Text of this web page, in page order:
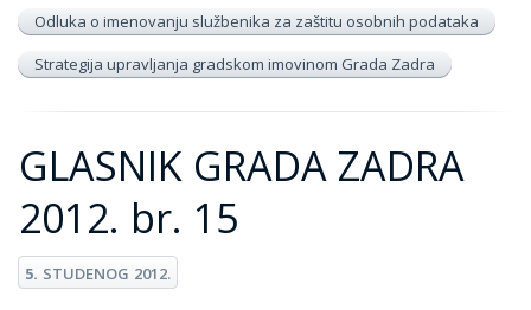
Odluka o imenovanju službenika za zaštitu osobnih podataka
Strategija upravljanja gradskom imovinom Grada Zadra
GLASNIK GRADA ZADRA
2012. br. 15
5. STUDENOG 2012.